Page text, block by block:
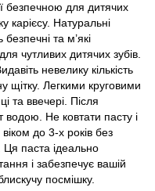
безпечною для дитячих
карієсу. Натуральні
та м’які
чутливих дитячих зубів.
невелику кількість
щітку. Легкими круговими
та ввечері. Після
Не ковтати пасту і
до 3-х років без
Ця паста ідеально
і забезпечує вашій
посмішку.